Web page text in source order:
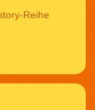
Reihe